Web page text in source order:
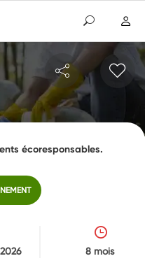
écoresponsables.
8 mois